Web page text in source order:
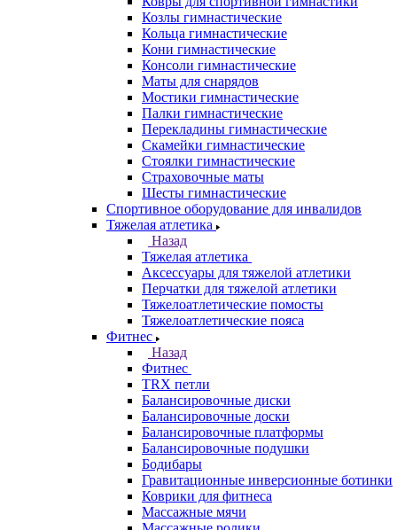
Козлы гимнастические
Кольца гимнастические
Кони гимнастические
Консоли гимнастические
Маты для снарядов
Мостики гимнастические
Палки гимнастические
Перекладины гимнастические
Скамейки гимнастические
Стоялки гимнастические
Страховочные маты
Шесты гимнастические
Спортивное оборудование для инвалидов
Тяжелая атлетика
Назад
Тяжелая атлетика
Аксессуары для тяжелой атлетики
Перчатки для тяжелой атлетики
Тяжелоатлетические помосты
Тяжелоатлетические пояса
Фитнес
Назад
Фитнес
TRX петли
Балансировочные диски
Балансировочные доски
Балансировочные платформы
Балансировочные подушки
Бодибары
Гравитационные инверсионные ботинки
Коврики для фитнеса
Массажные мячи